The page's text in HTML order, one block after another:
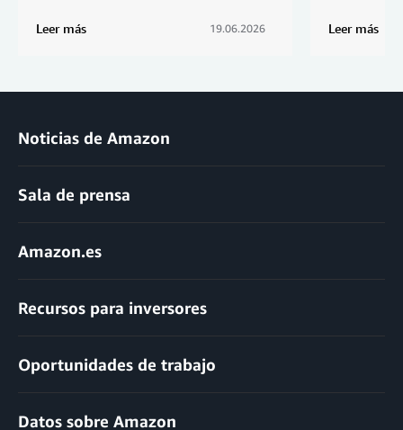
Leer más 19.06.2026 Leer más
Noticias de Amazon
Sala de prensa
Amazon.es
Recursos para inversores
Oportunidades de trabajo
Datos sobre Amazon